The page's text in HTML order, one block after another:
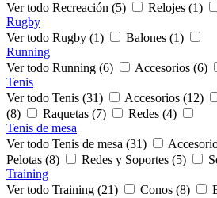
Ver todo Recreación (5)
Relojes (1)
Rugby
Ver todo Rugby (1)
Balones (1)
Running
Ver todo Running (6)
Accesorios (6)
Tenis
Ver todo Tenis (31)
Accesorios (12)
(8)
Raquetas (7)
Redes (4)
Tenis de mesa
Ver todo Tenis de mesa (31)
Pelotas (8)
Redes y Soportes (5)
Training
Ver todo Training (21)
Conos (8)